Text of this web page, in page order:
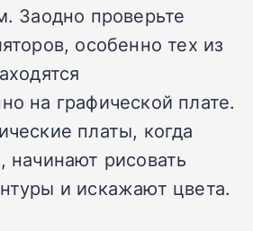
Заодно проверьте
особенно тех из
на графической плате.
платы, когда
начинают рисовать
и искажают цвета.